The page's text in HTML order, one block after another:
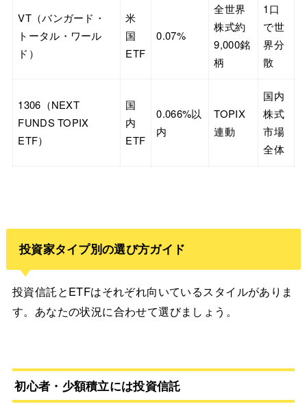
VT（バンガード・
トータル・ワール
ド）
米
国
ETF
0.07%
全世界
株式約
9,000銘
柄
1口
で世
界分
散
1306（NEXT
FUNDS TOPIX
ETF）
国
内
ETF
0.066%以
内
TOPIX
連動
国内
株式
市場
全体
投資家タイプ別の選び方ガイド
投資信託とETFはそれぞれ向いているスタイルがありま
す。あなたの状況に合わせて選びましょう。
初心者・少額積立には投資信託